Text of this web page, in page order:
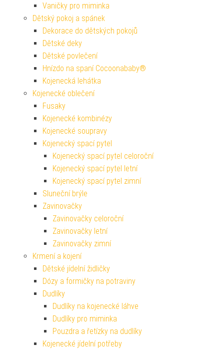
Vaničky pro miminka
Dětský pokoj a spánek
Dekorace do dětských pokojů
Dětské deky
Dětské povlečení
Hnízdo na spaní Cocoonababy®
Kojenecká lehátka
Kojenecké oblečení
Fusaky
Kojenecké kombinézy
Kojenecké soupravy
Kojenecký spací pytel
Kojenecký spací pytel celoroční
Kojenecký spací pytel letní
Kojenecký spací pytel zimní
Sluneční brýle
Zavinovačky
Zavinovačky celoroční
Zavinovačky letní
Zavinovačky zimní
Krmení a kojení
Dětské jídelní židličky
Dózy a formičky na potraviny
Dudlíky
Dudlíky na kojenecké láhve
Dudlíky pro miminka
Pouzdra a řetízky na dudlíky
Kojenecké jídelní potřeby